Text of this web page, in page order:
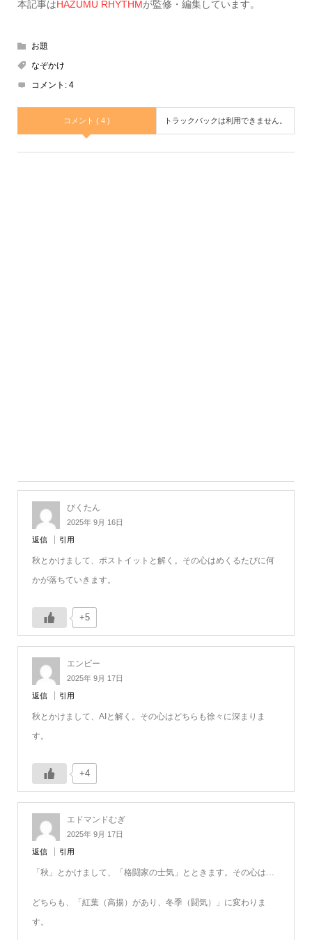
本記事はHAZUMU RHYTHMが監修・編集しています。
お題
なぞかけ
コメント: 4
コメント ( 4 ) トラックバックは利用できません。
びくたん
2025年 9月 16日
返信 引用
秋とかけまして、ポストイットと解く。その心はめくるたびに何
かが落ちていきます。
+5
エンビー
2025年 9月 17日
返信 引用
秋とかけまして、AIと解く。その心はどちらも徐々に深まりま
す。
+4
エドマンドむぎ
2025年 9月 17日
返信 引用
「秋」とかけまして、「格闘家の士気」とときます。その心は…
どちらも、「紅葉（高揚）があり、冬季（闘気）」に変わりま
す。